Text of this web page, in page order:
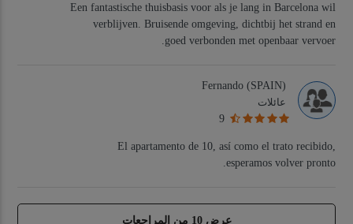
Een fantastische thuisbasis voor als je lang in Barcelona wil
verblijven. Bruisende omgeving, dichtbij het strand en
goed verbonden met openbaar vervoer.
Fernando(SPAIN)
عائلات
9
El apartamento de 10, así como el trato recibido,
esperamos volver pronto.
عرض 10 من المراجعات